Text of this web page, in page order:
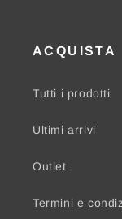
ACQUISTA
Tutti i prodotti
Ultimi arrivi
Outlet
Termini e